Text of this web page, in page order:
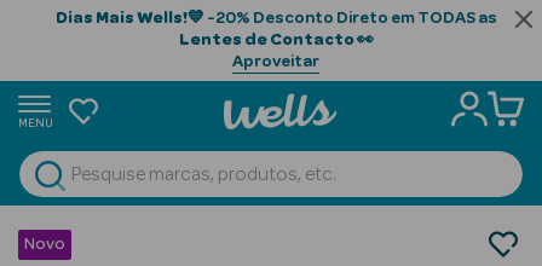
Dias Mais Wells!💙 -20% Desconto Direto em TODAS as
Lentes de Contacto👀
Aproveitar
MENU
Ver Tudo
Homem
Novo